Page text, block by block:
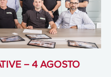
– 4 AGOSTO